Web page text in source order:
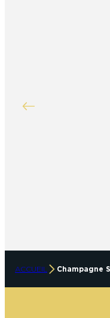
ACCUEIL Champagne